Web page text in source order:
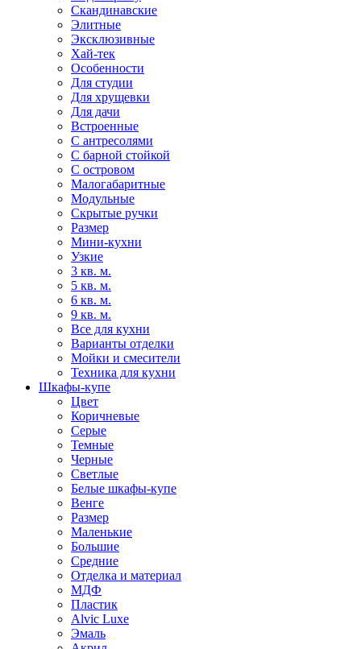
Скандинавские
Элитные
Эксклюзивные
Хай-тек
Особенности
Для студии
Для хрущевки
Для дачи
Встроенные
С антресолями
С барной стойкой
С островом
Малогабаритные
Модульные
Скрытые ручки
Размер
Мини-кухни
Узкие
3 кв. м.
5 кв. м.
6 кв. м.
9 кв. м.
Все для кухни
Варианты отделки
Мойки и смесители
Техника для кухни
Шкафы-купе
Цвет
Коричневые
Серые
Темные
Черные
Светлые
Белые шкафы-купе
Венге
Размер
Маленькие
Большие
Средние
Отделка и материал
МДФ
Пластик
Alvic Luxe
Эмаль